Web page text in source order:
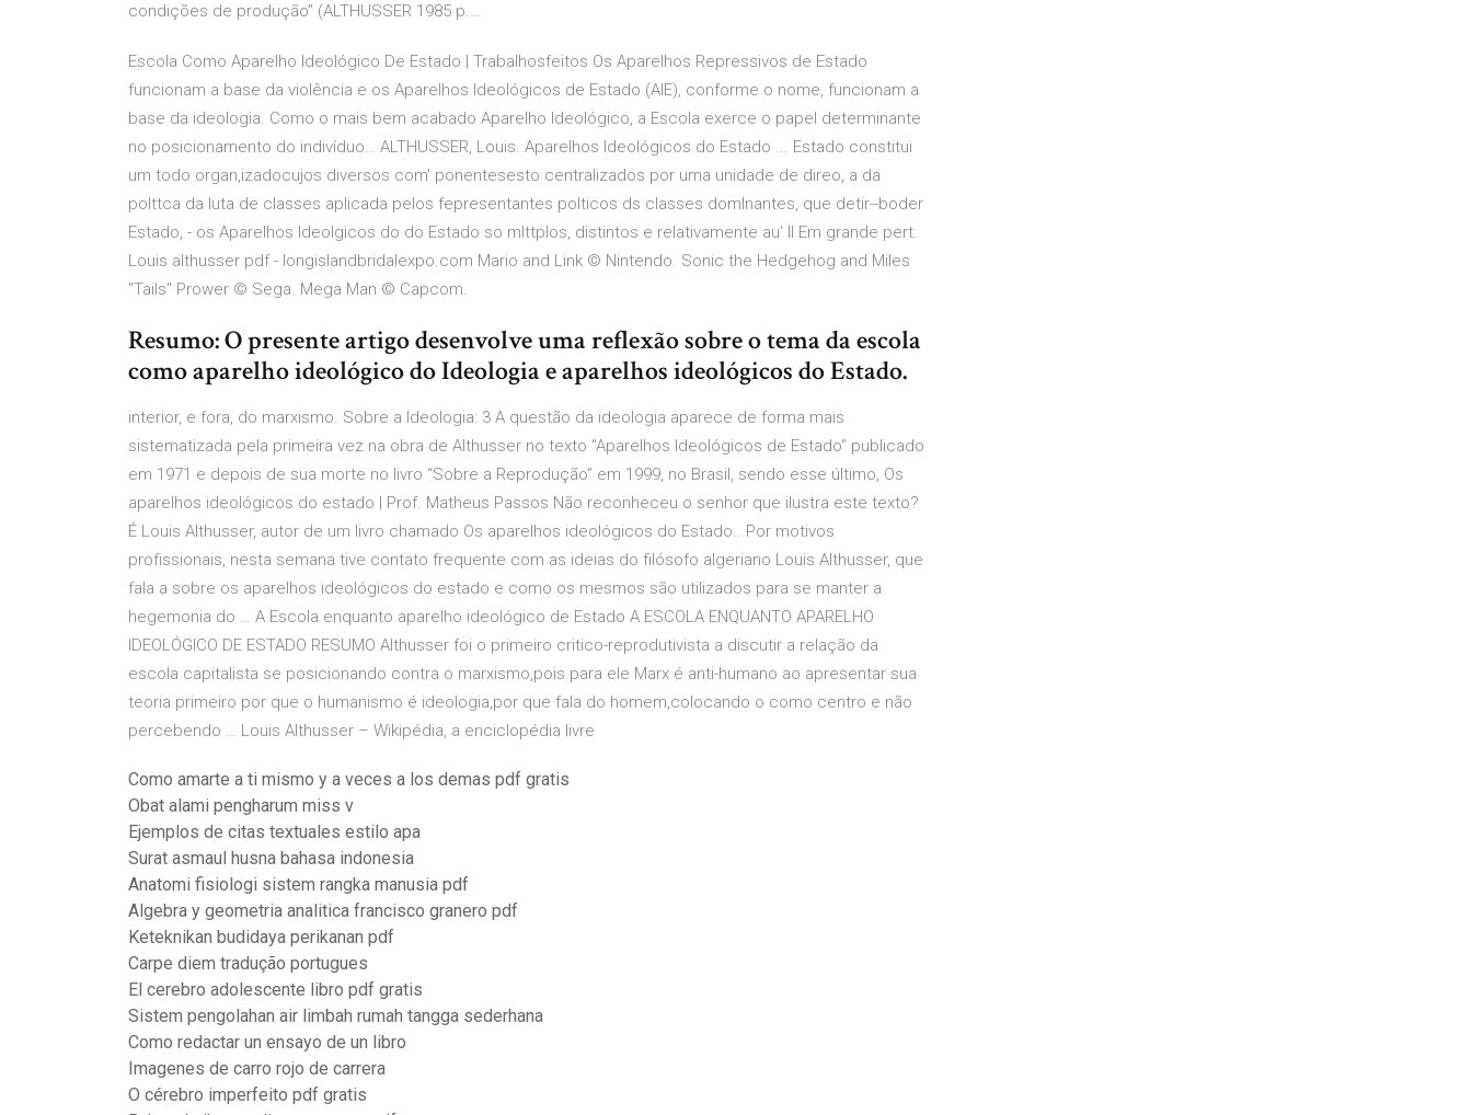
condições de produção” (ALTHUSSER 1985 p.…
Escola Como Aparelho Ideológico De Estado | Trabalhosfeitos Os Aparelhos Repressivos de Estado
funcionam a base da violência e os Aparelhos Ideológicos de Estado (AIE), conforme o nome, funcionam a
base da ideologia. Como o mais bem acabado Aparelho Ideológico, a Escola exerce o papel determinante
no posicionamento do indivíduo… ALTHUSSER, Louis. Aparelhos Ideológicos do Estado ... Estado constitui
um todo organ,izadocujos diversos com' ponentesesto centralizados por uma unidade de direo, a da
polttca da luta de classes aplicada pelos fepresentantes polticos ds classes domlnantes, que detir--boder
Estado, - os Aparelhos ldeolgicos do do Estado so mlttplos, distintos e relativamente au' ll Em grande pert.
Louis althusser pdf - longislandbridalexpo.com Mario and Link © Nintendo. Sonic the Hedgehog and Miles
"Tails" Prower © Sega. Mega Man © Capcom.
Resumo: O presente artigo desenvolve uma reflexão sobre o tema da escola
como aparelho ideológico do Ideologia e aparelhos ideológicos do Estado.
interior, e fora, do marxismo. Sobre a Ideologia: 3 A questão da ideologia aparece de forma mais
sistematizada pela primeira vez na obra de Althusser no texto “Aparelhos Ideológicos de Estado” publicado
em 1971 e depois de sua morte no livro “Sobre a Reprodução” em 1999, no Brasil, sendo esse último, Os
aparelhos ideológicos do estado | Prof. Matheus Passos Não reconheceu o senhor que ilustra este texto?
É Louis Althusser, autor de um livro chamado Os aparelhos ideológicos do Estado.. Por motivos
profissionais, nesta semana tive contato frequente com as ideias do filósofo algeriano Louis Althusser, que
fala a sobre os aparelhos ideológicos do estado e como os mesmos são utilizados para se manter a
hegemonia do … A Escola enquanto aparelho ideológico de Estado A ESCOLA ENQUANTO APARELHO
IDEOLÓGICO DE ESTADO RESUMO Althusser foi o primeiro critico-reprodutivista a discutir a relação da
escola capitalista se posicionando contra o marxismo,pois para ele Marx é anti-humano ao apresentar sua
teoria primeiro por que o humanismo é ideologia,por que fala do homem,colocando o como centro e não
percebendo … Louis Althusser – Wikipédia, a enciclopédia livre
Como amarte a ti mismo y a veces a los demas pdf gratis
Obat alami pengharum miss v
Ejemplos de citas textuales estilo apa
Surat asmaul husna bahasa indonesia
Anatomi fisiologi sistem rangka manusia pdf
Algebra y geometria analitica francisco granero pdf
Keteknikan budidaya perikanan pdf
Carpe diem tradução portugues
El cerebro adolescente libro pdf gratis
Sistem pengolahan air limbah rumah tangga sederhana
Como redactar un ensayo de un libro
Imagenes de carro rojo de carrera
O cérebro imperfeito pdf gratis